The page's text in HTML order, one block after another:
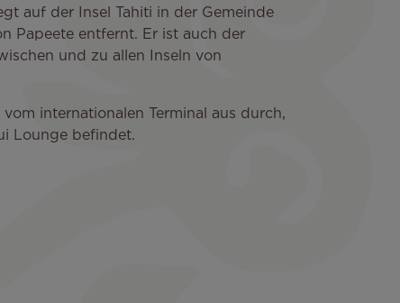
auf der Insel Tahiti in der Gemeinde
Papeete entfernt. Er ist auch der
und zu allen Inseln von
internationalen Terminal aus durch,
Lounge befindet.